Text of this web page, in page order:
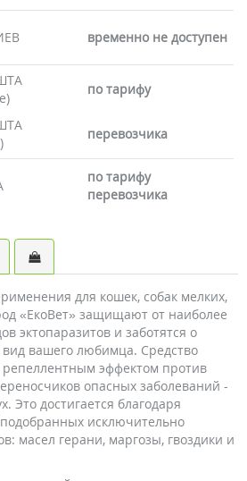
временно не доступен
по тарифу
перевозчика
по тарифу
перевозчика
для кошек, собак мелких,
«ЕкоВет» защищают от наиболее
эктопаразитов и заботятся о
вашего любимца. Средство
эффектом против
опасных заболеваний -
Это достигается благодаря
исключительно
масел герани, маргозы, гвоздики и